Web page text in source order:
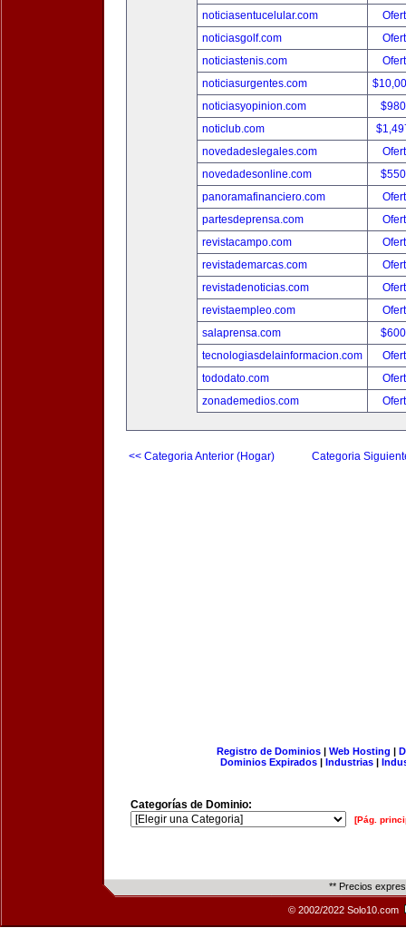
noticiasentucelular.com
noticiasgolf.com
noticiastenis.com
noticiasurgentes.com
noticiasyopinion.com
noticlub.com
novedadeslegales.com
novedadesonline.com
panoramafinanciero.com
partesdeprensa.com
revistacampo.com
revistademarcas.com
revistadenoticias.com
revistaempleo.com
salaprensa.com
tecnologiasdelainformacion.com
tododato.com
zonademedios.com
<< Categoria Anterior (Hogar) Categoria
Registro de Dominios| Web Hosting |
Dominios Expirados | Industrias |
Categorías de Dominio:
[Pág.
** Precios
© 2002/2022 Solo10.com